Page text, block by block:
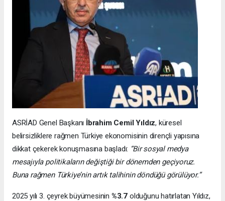
ASRİAD Genel Başkanı İbrahim Cemil Yıldız, küresel
belirsizliklere rağmen Türkiye ekonomisinin dirençli yapısına
dikkat çekerek konuşmasına başladı: “Bir sosyal medya
mesajıyla politikaların değiştiği bir dönemden geçiyoruz.
Buna rağmen Türkiye’nin artık talihinin döndüğü görülüyor.”
2025 yılı 3. çeyrek büyümesinin %3.7 olduğunu hatırlatan Yıldız,